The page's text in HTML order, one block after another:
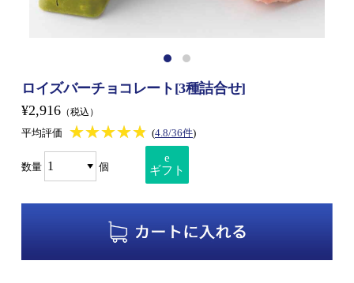
ロイズバーチョコレート[3種詰合せ]
¥2,916 （税込）
平均評価 ★★★★★
★★★★★ (4.8/36件)
数量 個
e
ギフト